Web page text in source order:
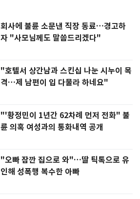
회사에 불륜 소문낸 직장 동료…경고하
자 "사모님께도 말씀드리겠다"
"호텔서 상간남과 스킨십 나눈 시누이 목
격…제 남편이 입 다물라 하네요"
"'황정민이 1년간 62차례 먼저 전화" 불
륜 의혹 여성과의 통화내역 공개
"오빠 잠깐 집으로 와"…딸 틱톡으로 유
인해 성폭행 복수한 아빠